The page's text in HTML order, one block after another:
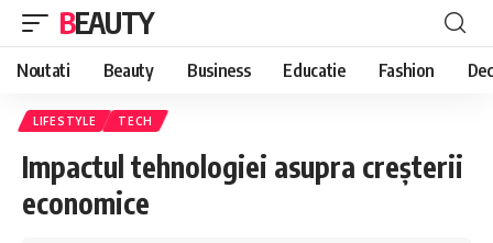
BEAUTY
Noutati Beauty Business Educatie Fashion
LIFESTYLE TECH
Impactul tehnologiei asupra creșterii
economice